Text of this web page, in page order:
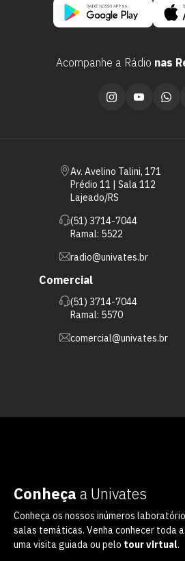
Av. Avelino Talini, 171
Prédio 11 | Sala 112
Lajeado/RS
(51) 3714-7044
Ramal: 5522
radio@univates.br
Comercial
(51) 3714-7044
Ramal: 5570
comercial@univates.br
Acompanhe a Rádio nas
Conheça a Univates
Conheça os nossos inúmeros
salas temáticas. Venha conhecer toda
uma visita guiada ou pelo tour virtual.
Escolha a vaga
quer
vagas a partir do 2º